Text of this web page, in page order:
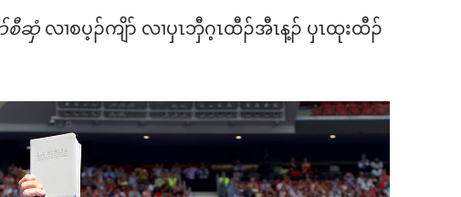
စီဆှံလၢစပ့ၣ်ကျိာ် လၢပှၤဘှီဂ့ၤထီၣ်အီၤန့ၣ်​ ပှၤထုးထီၣ်